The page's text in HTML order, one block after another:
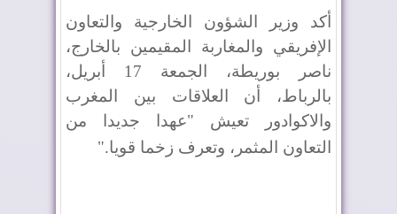
أكد وزير الشؤون الخارجية والتعاون
الإفريقي والمغاربة المقيمين بالخارج،
ناصر بوريطة، الجمعة 17 أبريل،
بالرباط، أن العلاقات بين المغرب
والاكوادور تعيش "عهدا جديدا من
التعاون المثمر، وتعرف زخما قويا".